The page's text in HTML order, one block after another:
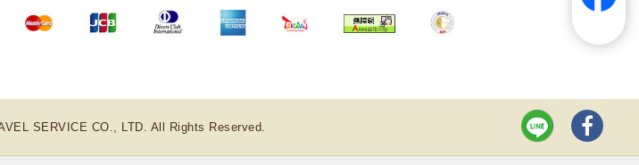
SERVICE CO., LTD. All Rights Reserved.